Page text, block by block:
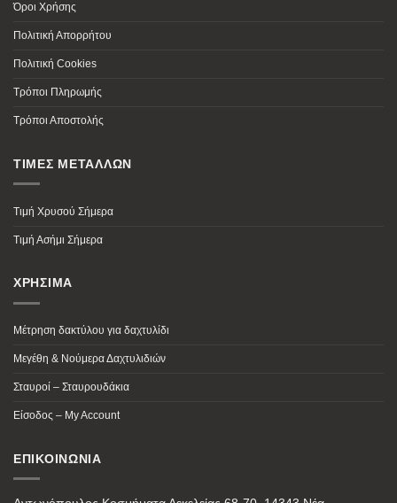
Όροι Χρήσης
Πολιτική Απορρήτου
Πολιτική Cookies
Τρόποι Πληρωμής
Τρόποι Αποστολής
ΤΙΜΕΣ ΜΕΤΑΛΛΩΝ
Τιμή Χρυσού Σήμερα
Τιμή Ασήμι Σήμερα
ΧΡΗΣΙΜΑ
Μέτρηση δακτύλου για δαχτυλίδι
Μεγέθη & Νούμερα Δαχτυλιδιών
Σταυροί – Σταυρουδάκια
Είσοδος – My Account
ΕΠΙΚΟΙΝΩΝΙΑ